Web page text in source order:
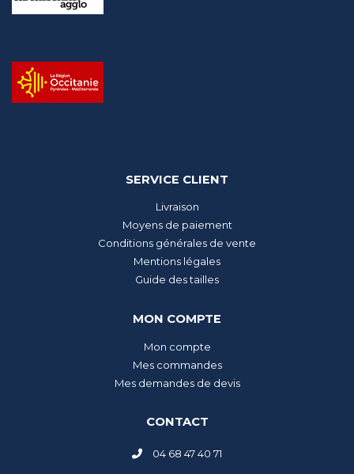
SERVICE CLIENT
Livraison
Moyens de paiement
Conditions générales de vente
Mentions légales
Guide des tailles
MON COMPTE
Mon compte
Mes commandes
Mes demandes de devis
CONTACT
04 68 47 40 71